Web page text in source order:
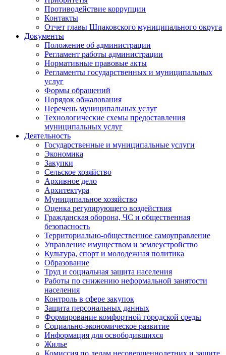
Противодействие коррупции
Контакты
Отчет главы Шпаковского муниципального округа
Документы
Положение об администрации
Регламент работы администрации
Нормативные правовые акты
Регламенты государственных и муниципальных
услуг
Формы обращений
Порядок обжалования
Перечень муниципальных услуг
Технологические схемы предоставления
муниципальных услуг
Деятельность
Государственные и муниципальные услуги
Экономика
Закупки
Сельское хозяйство
Архивное дело
Архитектура
Муниципальное хозяйство
Оценка регулирующего воздействия
Гражданская оборона, ЧС и общественная
безопасность
Территориально-общественное самоуправление
Управление имуществом и землеустройство
Культура, спорт и молодежная политика
Образование
Труд и социальная защита населения
Работы по снижению неформальной занятости
населения
Контроль в сфере закупок
Защита персональных данных
Формирование комфортной городской среды
Социально-экономическое развитие
Информация для освободившихся
Жилье